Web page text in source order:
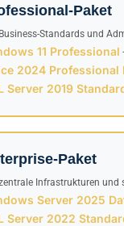
Paket
Standards und
11 Professional
2024 Professional
Server 2019
Paket
Infrastrukturen und
Server 2025
Server 2022